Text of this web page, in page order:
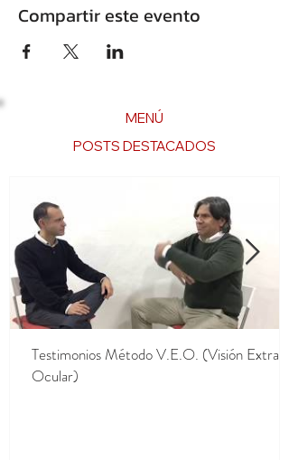
Compartir este evento
MENÚ
POSTS DESTACADOS
Testimonios Método V.E.O. (Visión Extra
Ocular)